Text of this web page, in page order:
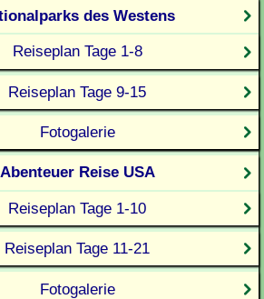
des Westens
Reiseplan Tage 1-8
Reiseplan Tage 9-15
Fotogalerie
Abenteuer Reise USA
Reiseplan Tage 1-10
Reiseplan Tage 11-21
Fotogalerie